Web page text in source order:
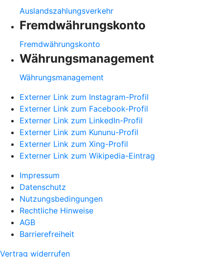
Auslandszahlungsverkehr
Fremdwährungskonto
Fremdwährungskonto
Währungsmanagement
Währungsmanagement
Externer Link zum Instagram-Profil
Externer Link zum Facebook-Profil
Externer Link zum LinkedIn-Profil
Externer Link zum Kununu-Profil
Externer Link zum Xing-Profil
Externer Link zum Wikipedia-Eintrag
Impressum
Datenschutz
Nutzungsbedingungen
Rechtliche Hinweise
AGB
Barrierefreiheit
Vertrag widerrufen